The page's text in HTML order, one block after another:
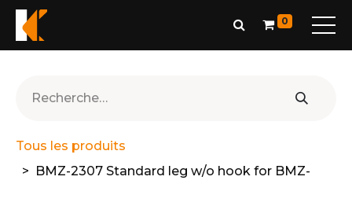
0
Tous les produits
BMZ-2307 Standard leg w/o hook for BMZ-